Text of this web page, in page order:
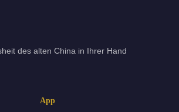
des alten China in Ihrer Hand
App